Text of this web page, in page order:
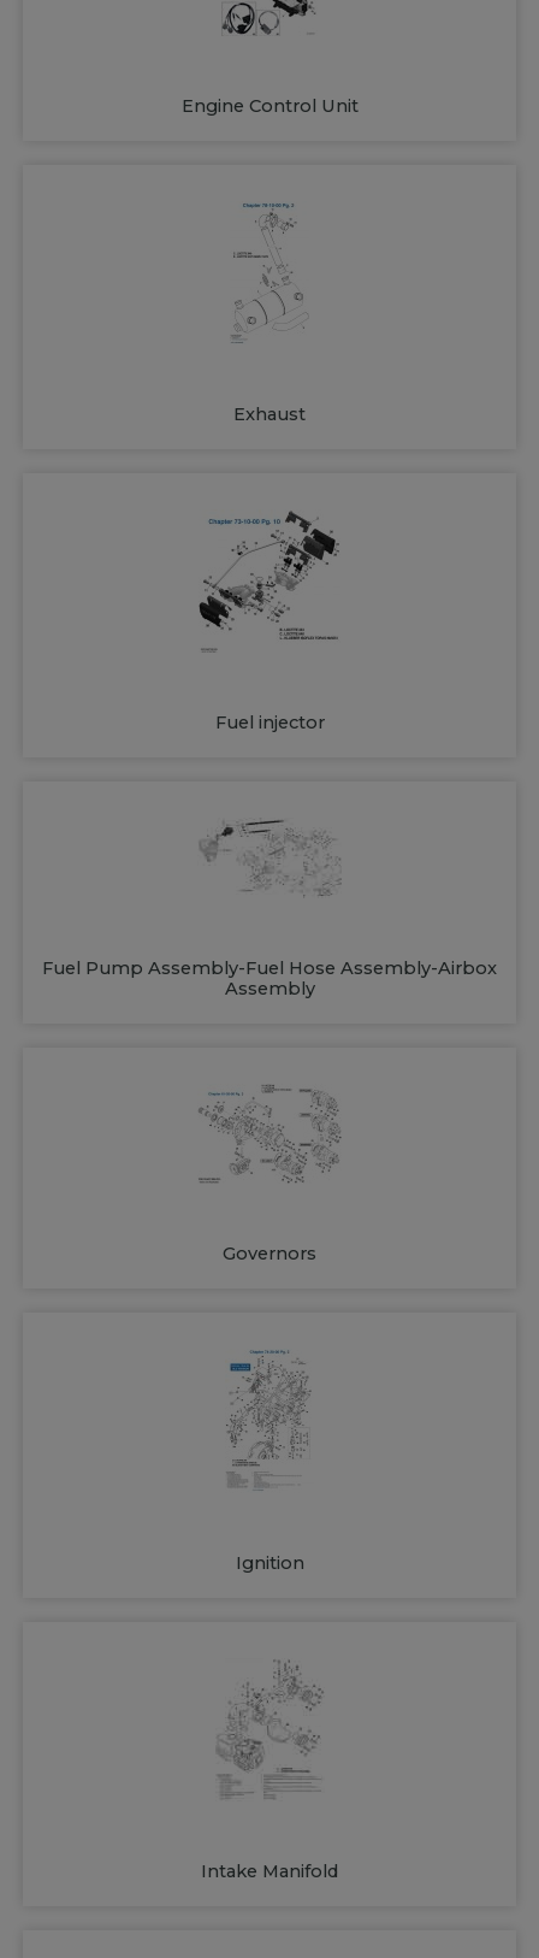
Engine Control Unit
Exhaust
Fuel injector
Fuel Pump Assembly-Fuel Hose Assembly-Airbox
Assembly
Governors
Ignition
Intake Manifold